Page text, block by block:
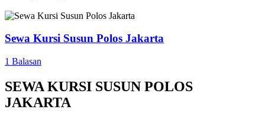
Sewa Kursi Susun Polos Jakarta
1 Balasan
SEWA KURSI SUSUN POLOS
JAKARTA